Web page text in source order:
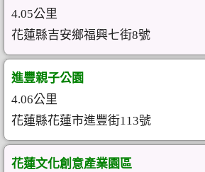
4.05公里
花蓮縣吉安鄉福興七街8號
進豐親子公園
4.06公里
花蓮縣花蓮市進豐街113號
花蓮文化創意產業園區